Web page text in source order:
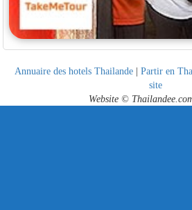
Annuaire des hotels Thailande | Partir en
site
Website ©